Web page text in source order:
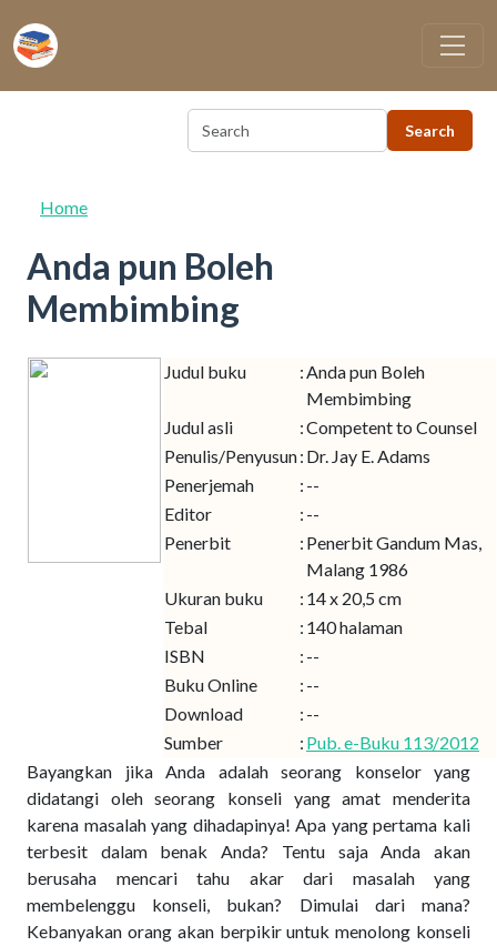
Home
Anda pun Boleh
Membimbing
Judul buku :Anda pun Boleh
Membimbing
Judul asli
:Competent to Counsel
Penulis/Penyusun: Dr. Jay E. Adams
Penerjemah
: --
Editor
: --
Penerbit
: Penerbit Gandum Mas,
Malang 1986
Ukuran buku
: 14 x 20,5 cm
Tebal
: 140 halaman
ISBN
: --
Buku Online
: --
Download
: --
Sumber
: Pub. e-Buku 113/2012
Bayangkan jika Anda adalah seorang konselor yang
didatangi oleh seorang konseli yang amat menderita
karena masalah yang dihadapinya! Apa yang pertama kali
terbesit dalam benak Anda? Tentu saja Anda akan
berusaha mencari tahu akar dari masalah yang
membelenggu konseli, bukan? Dimulai dari mana?
Kebanyakan orang akan berpikir untuk menolong konseli